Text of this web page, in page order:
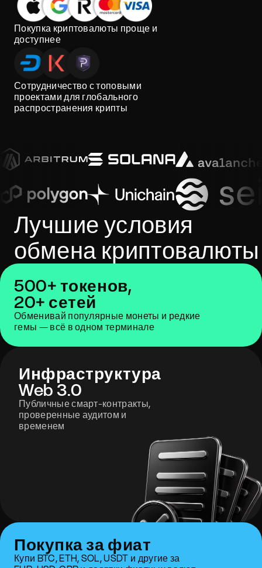
Покупка криптовалюты проще и
доступнее
Сотрудничество с топовыми
проектами для глобального
распространения крипты
Лучшие условия
обмена криптовалюты
500+ токенов,
20+ сетей
Обменивай популярные монеты и редкие
гемы — всё в одном терминале
Инфраструктура
Web 3.0
Публичные смарт-контракты,
проверенные аудитом и
временем
Покупка за фиат
Купи BTC, ETH, SOL, USDT и другие за